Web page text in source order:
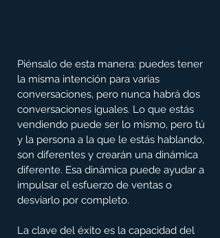
Piénsalo de esta manera: puedes tener
la misma intención para varias
conversaciones, pero nunca habrá dos
conversaciones iguales. Lo que estás
vendiendo puede ser lo mismo, pero tú
y la persona a la que le estás hablando,
son diferentes y crearán una dinámica
diferente. Esa dinámica puede ayudar a
impulsar el esfuerzo de ventas o
desviarlo por completo.
La clave del éxito es la capacidad del